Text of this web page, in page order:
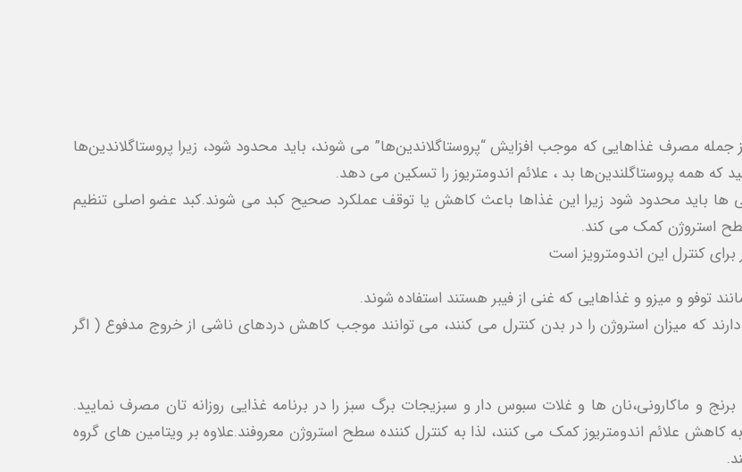
مصرف غذاهایی که موجب افزایش “پروستا‌گلاندین‌ها” می ‌شوند، باید محدود شود، زیرا پروستاگلاندین‌ها
همه پروستاگلندین‌ها بد ، علائم اندومتریوز را تسکین می ‌دهد.
ها باید محدود شود زیرا این غذاها باعث کاهش یا توقف عملکرد صحیح کبد می شوند.کبد عضو اصلی تنظیم
استروژن کمک می کند.
کنترل این اندومترویز است
توفو و میزو و غذاهایی که غنی از فیبر هستند استفاده شوند.
دارند که میزان استروژن را در بدن کنترل می‌ کنند، می ‌توانند موجب کاهش دردهای ناشی از خروج مدفوع ( اگر
و ماکارونی،نان ها و غلات سبوس دار و سبزیجات برگ سبز را در برنامه غذایی روزانه تان مصرف نمایید.
کاهش علائم اندومتریوز کمک می کنند، لذا به کنترل کننده سطح استروژن معروفند.علاوه بر ویتامین های گروه